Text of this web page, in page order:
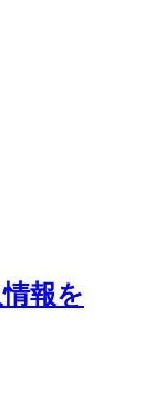
報を